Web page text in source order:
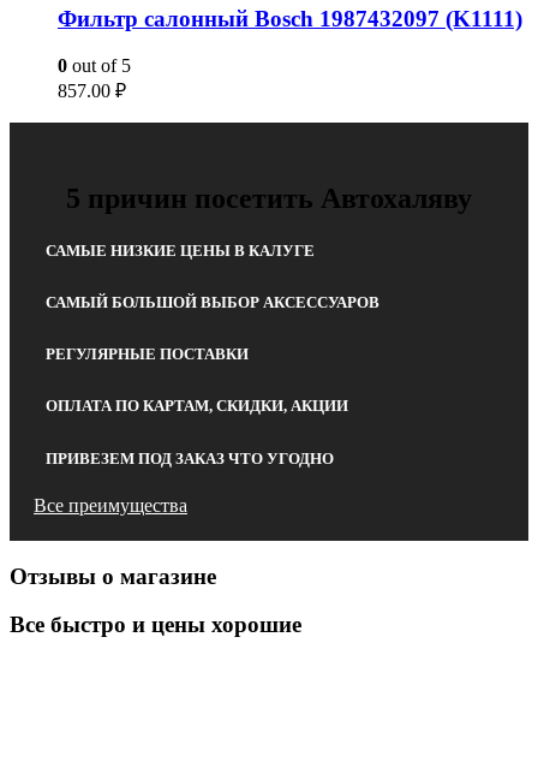
Фильтр салонный Bosch 1987432097 (K1111)
0 out of 5
857.00 ₽
5 причин посетить Автохаляву
САМЫЕ НИЗКИЕ ЦЕНЫ В КАЛУГЕ
САМЫЙ БОЛЬШОЙ ВЫБОР АКСЕССУАРОВ
РЕГУЛЯРНЫЕ ПОСТАВКИ
ОПЛАТА ПО КАРТАМ, СКИДКИ, АКЦИИ
ПРИВЕЗЕМ ПОД ЗАКАЗ ЧТО УГОДНО
Все преимущества
Отзывы о магазине
Все быстро и цены хорошие